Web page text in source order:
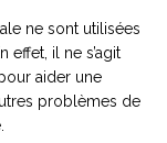
ne sont utilisées
effet, il ne s’agit
aider une
problèmes de